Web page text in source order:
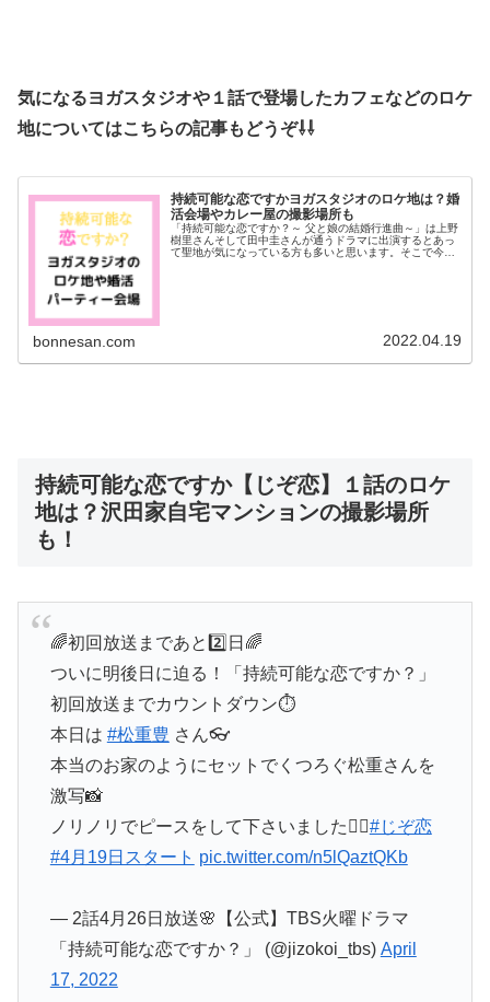
気になるヨガスタジオや１話で登場したカフェなどのロケ
地についてはこちらの記事もどうぞ⇩⇩
持続可能な恋ですかヨガスタジオのロケ地は？婚
活会場やカレー屋の撮影場所も
「持続可能な恋ですか？～ 父と娘の結婚行進曲～」は上野
樹里さんそして田中圭さんが通うドラマに出演するとあっ
て聖地が気になっている方も多いと思います。そこで今回
bonnesan.com 2022.04.19
持続可能な恋ですか【じぞ恋】１話のロケ
地は？沢田家自宅マンションの撮影場所
も！
🌈初回放送まであと2️⃣日🌈
ついに明後日に迫る！「持続可能な恋ですか？」
初回放送までカウントダウン⏱
本日は #松重豊 さん👓
本当のお家のようにセットでくつろぐ松重さんを
激写📸
ノリノリでピースをして下さいました✌🏻#じぞ恋
#4月19日スタート pic.twitter.com/n5lQaztQKb
— 2話4月26日放送🌸【公式】TBS火曜ドラマ
「持続可能な恋ですか？」 (@jizokoi_tbs) April
17, 2022